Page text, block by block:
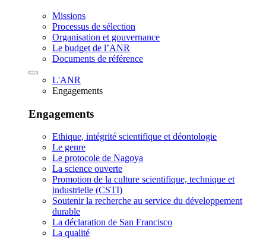
Missions
Processus de sélection
Organisation et gouvernance
Le budget de l’ANR
Documents de référence
L'ANR
Engagements
Engagements
Ethique, intégrité scientifique et déontologie
Le genre
Le protocole de Nagoya
La science ouverte
Promotion de la culture scientifique, technique et
industrielle (CSTI)
Soutenir la recherche au service du développement
durable
La déclaration de San Francisco
La qualité